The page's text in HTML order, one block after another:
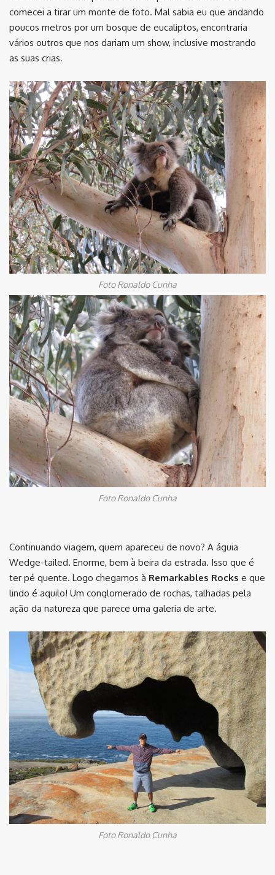
comecei a tirar um monte de foto. Mal sabia eu que andando
poucos metros por um bosque de eucaliptos, encontraria
vários outros que nos dariam um show, inclusive mostrando
as suas crias.
Foto Ronaldo Cunha
Foto Ronaldo Cunha
Continuando viagem, quem apareceu de novo? A águia
Wedge-tailed. Enorme, bem à beira da estrada. Isso que é
ter pé quente. Logo chegamos à Remarkables Rocks e que
lindo é aquilo! Um conglomerado de rochas, talhadas pela
ação da natureza que parece uma galeria de arte.
Foto Ronaldo Cunha